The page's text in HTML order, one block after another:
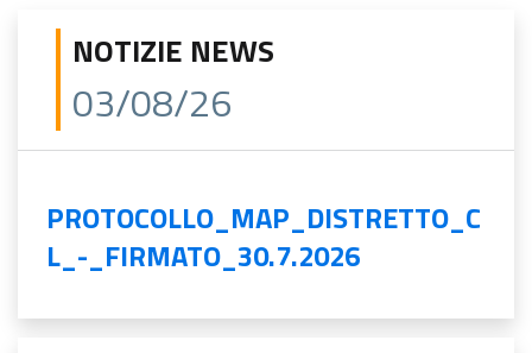
NOTIZIE NEWS
03/08/26
PROTOCOLLO_MAP_DISTRETTO_C
L_-_FIRMATO_30.7.2026